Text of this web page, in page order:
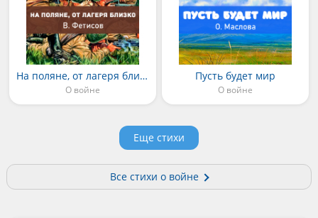
На поляне, от лагеря близко
О войне
Пусть будет мир
О войне
Еще стихи
Все стихи о войне